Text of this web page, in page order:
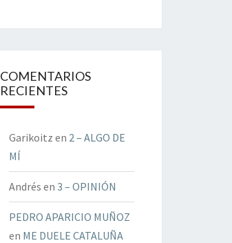
COMENTARIOS
RECIENTES
Garikoitz en 2 – ALGO DE
MÍ
Andrés en 3 – OPINIÓN
PEDRO APARICIO MUÑOZ
en ME DUELE CATALUÑA